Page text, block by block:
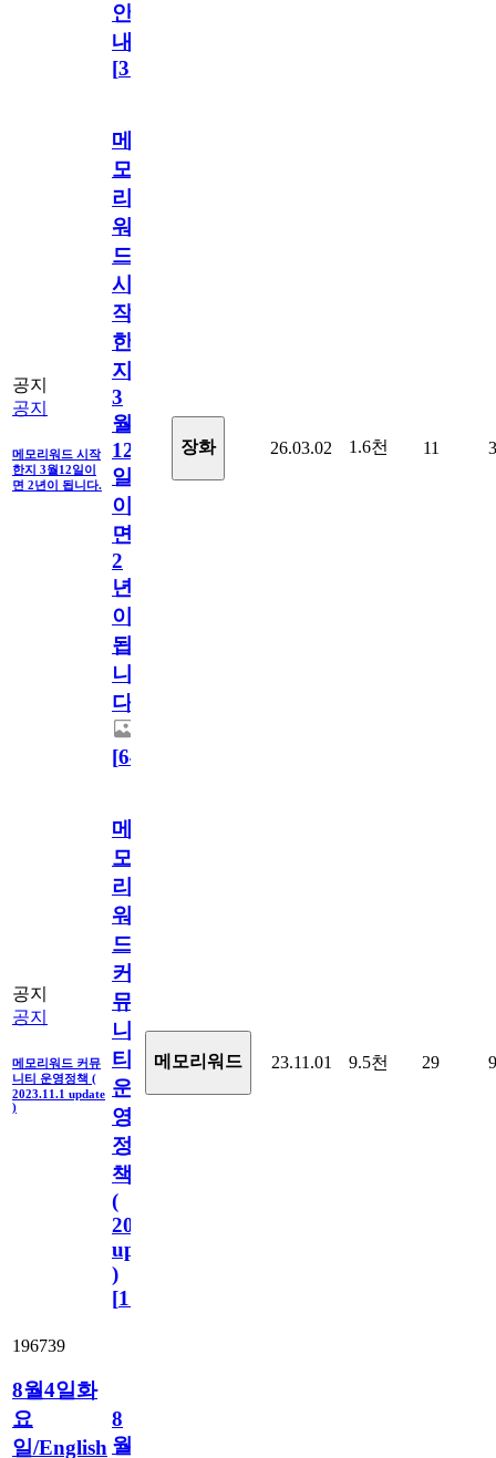
안
내
[31
공지
공지
메모리워드 시작
한지 3월12일이
면 2년이 됩니다.
메
모
리
워
드
시
작
한
지
3
월
12
일
이
면
2
년
이
됩
니
다.
[64
장화 26.03.02 1.6천 11 3
공지
공지
메모리워드 커뮤
니티 운영정책 (
2023.11.1 update
)
메
모
리
워
드
커
뮤
니
티
운
영
정
책
(
2023.11.1
update
)
[110
메모리워드 23.11.01 9.5천 29 9
196739
8월4일화
요
일/English
8
월